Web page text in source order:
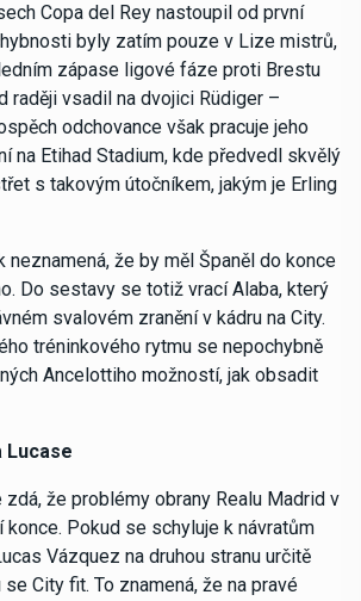
Copa del Rey nastoupil od první
byly zatím pouze v Lize mistrů,
zápase ligové fáze proti Brestu
raději vsadil na dvojici Rüdiger –
odchovance však pracuje jeho
na Etihad Stadium, kde předvedl skvělý
s takovým útočníkem, jakým je Erling
neznamená, že by měl Španěl do konce
Do sestavy se totiž vrací Alaba, který
svalovém zranění v kádru na City.
tréninkového rytmu se nepochybně
Ancelottiho možností, jak obsadit
Lucase
že problémy obrany Realu Madrid v
Pokud se schyluje k návratům
Vázquez na druhou stranu určitě
City fit. To znamená, že na pravé